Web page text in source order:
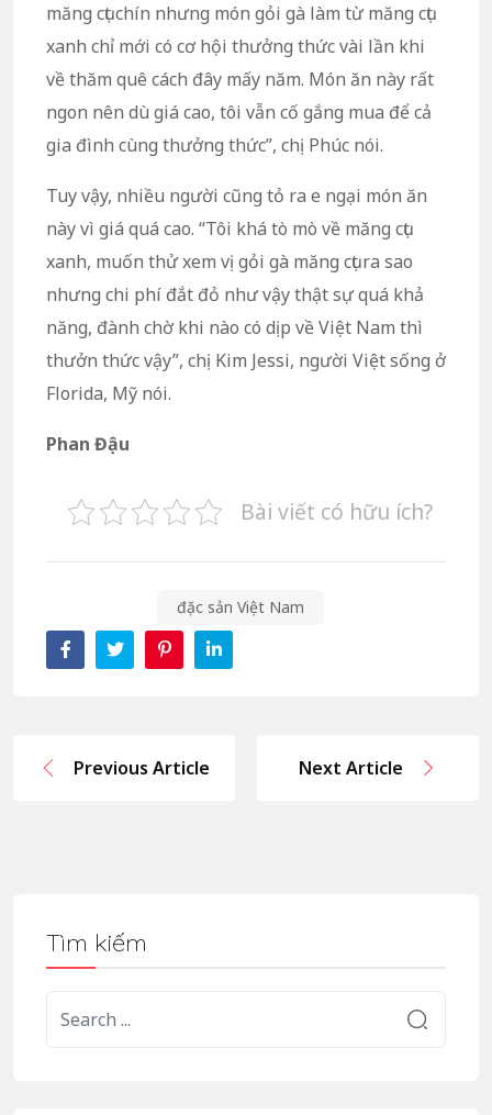
măng cụt chín nhưng món gỏi gà làm từ măng cụt
xanh chỉ mới có cơ hội thưởng thức vài lần khi
về thăm quê cách đây mấy năm. Món ăn này rất
ngon nên dù giá cao, tôi vẫn cố gắng mua để cả
gia đình cùng thưởng thức”, chị Phúc nói.
Tuy vậy, nhiều người cũng tỏ ra e ngại món ăn
này vì giá quá cao. “Tôi khá tò mò về măng cụt
xanh, muốn thử xem vị gỏi gà măng cụt ra sao
nhưng chi phí đắt đỏ như vậy thật sự quá khả
năng, đành chờ khi nào có dịp về Việt Nam thì
thưởn thức vậy”, chị Kim Jessi, người Việt sống ở
Florida, Mỹ nói.
Phan Đậu
Bài viết có hữu ích?
đặc sản Việt Nam
Previous Article Next Article
Tìm kiếm